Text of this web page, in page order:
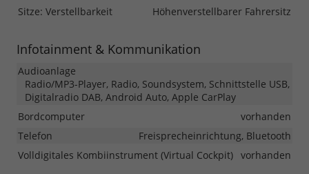
Sitze: Verstellbarkeit
Höhenverstellbarer Fahrersitz
Infotainment & Kommunikation
Audioanlage
Radio/MP3-Player, Radio, Soundsystem, Schnittstelle USB,
Digitalradio DAB, Android Auto, Apple CarPlay
Bordcomputer
vorhanden
Telefon
Freisprecheinrichtung, Bluetooth
Volldigitales Kombiinstrument (Virtual Cockpit) vorhanden